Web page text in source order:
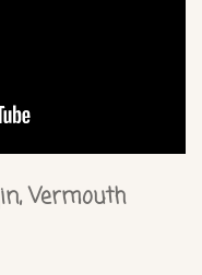
Vermouth